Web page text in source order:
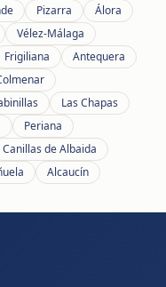
Pizarra
Álora
Vélez-Málaga
Frigiliana
Antequera
Las Chapas
Periana
Canillas de Albaida
Alcaucín